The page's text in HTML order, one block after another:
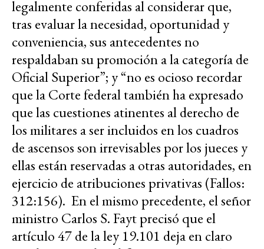
legalmente conferidas al considerar que,
tras evaluar la necesidad, oportunidad y
conveniencia, sus antecedentes no
respaldaban su promoción a la categoría de
Oficial Superior”; y “no es ocioso recordar
que la Corte federal también ha expresado
que las cuestiones atinentes al derecho de
los militares a ser incluidos en los cuadros
de ascensos son irrevisables por los jueces y
ellas están reservadas a otras autoridades, en
ejercicio de atribuciones privativas (Fallos:
312:156). En el mismo precedente, el señor
ministro Carlos S. Fayt precisó que el
artículo 47 de la ley 19.101 deja en claro